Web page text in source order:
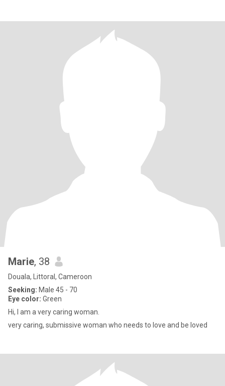
Marie, 38
Douala, Littoral, Cameroon
Seeking: Male 45 - 70
Eye color: Green
Hi, I am a very caring woman.
very caring, submissive woman who needs to love and be loved